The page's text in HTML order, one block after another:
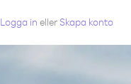
Logga in eller Skapa konto